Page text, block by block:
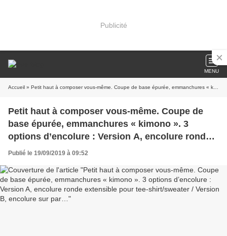
Publicité
MENU
Accueil » Petit haut à composer vous-même. Coupe de base épurée, emmanchures « kimono ». 3 options d’encolure : Version A, encolure ronde extensible pour tee-shirt/sweater / Version B, encolure sur par…
Petit haut à composer vous-même. Coupe de
base épurée, emmanchures « kimono ». 3
options d’encolure : Version A, encolure ronde
extensible pour tee-shirt/sweater / Version B,
Publié le 19/09/2019 à 09:52